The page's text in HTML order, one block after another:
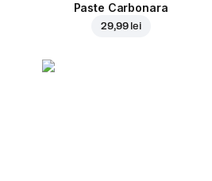
Paste Carbonara
29,99 lei